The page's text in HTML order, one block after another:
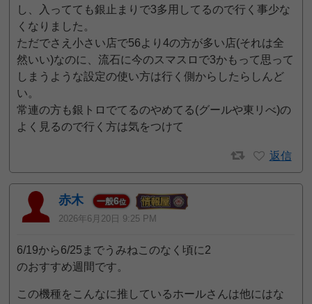
し、入ってても銀止まりで3多用してるので行く事少な
くなりました。
ただでさえ小さい店で56より4の方が多い店(それは全
然いい)なのに、流石に今のスマスロで3かもって思って
しまうような設定の使い方は行く側からしたらしんど
い。
常連の方も銀トロでてるのやめてる(グールや東リべ)の
よく見るので行く方は気をつけて
返信
赤木 一般6位
2026年6月20日 9:25 PM
6/19から6/25までうみねこのなく頃に2
のおすすめ週間です。
この機種をこんなに推しているホールさんは他にはな